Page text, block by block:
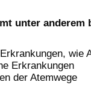
unter
wie
Erkrankungen
der Atemwege